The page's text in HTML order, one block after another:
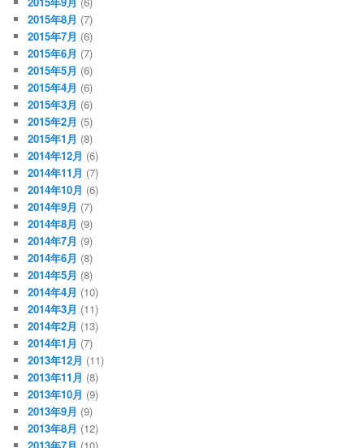
2015年8月 (7)
2015年7月 (6)
2015年6月 (7)
2015年5月 (6)
2015年4月 (6)
2015年3月 (6)
2015年2月 (5)
2015年1月 (8)
2014年12月 (6)
2014年11月 (7)
2014年10月 (6)
2014年9月 (7)
2014年8月 (9)
2014年7月 (9)
2014年6月 (8)
2014年5月 (8)
2014年4月 (10)
2014年3月 (11)
2014年2月 (13)
2014年1月 (7)
2013年12月 (11)
2013年11月 (8)
2013年10月 (9)
2013年9月 (9)
2013年8月 (12)